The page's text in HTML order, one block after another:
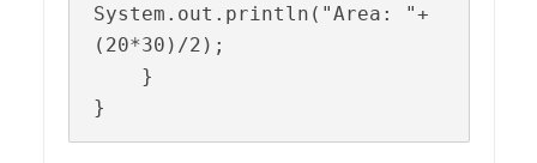
System.out.println("Area: "+
(20*30)/2);
}